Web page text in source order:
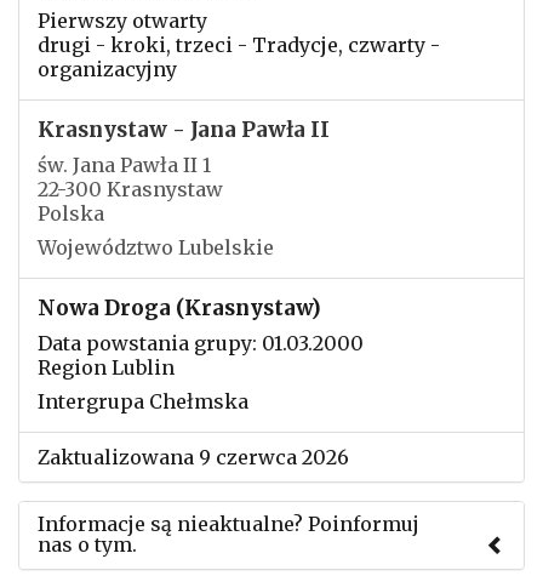
Pierwszy otwarty
drugi - kroki, trzeci - Tradycje, czwarty -
organizacyjny
Krasnystaw - Jana Pawła II
św. Jana Pawła II 1
22-300 Krasnystaw
Polska
Województwo Lubelskie
Nowa Droga (Krasnystaw)
Data powstania grupy: 01.03.2000
Region Lublin
Intergrupa Chełmska
Zaktualizowana 9 czerwca 2026
Informacje są nieaktualne? Poinformuj
nas o tym.